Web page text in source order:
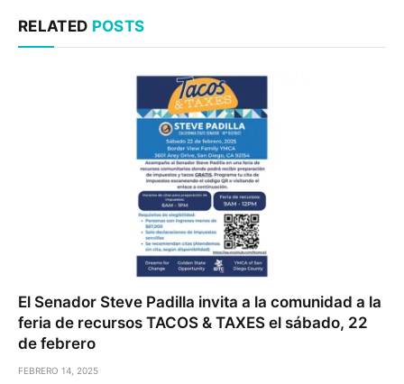
RELATED POSTS
El Senador Steve Padilla invita a la comunidad a la
feria de recursos TACOS & TAXES el sábado, 22
de febrero
FEBRERO 14, 2025